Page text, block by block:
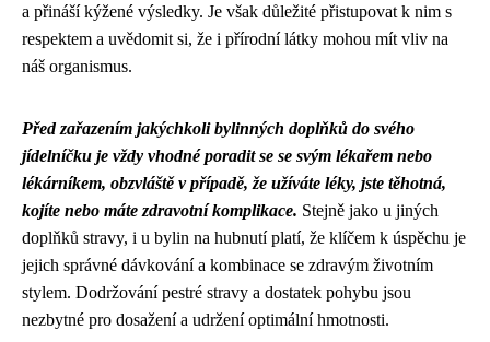
a přináší kýžené výsledky. Je však důležité přistupovat k nim s
respektem a uvědomit si, že i přírodní látky mohou mít vliv na
náš organismus.
Před zařazením jakýchkoli bylinných doplňků do svého
jídelníčku je vždy vhodné poradit se se svým lékařem nebo
lékárníkem, obzvláště v případě, že užíváte léky, jste těhotná,
kojíte nebo máte zdravotní komplikace. Stejně jako u jiných
doplňků stravy, i u bylin na hubnutí platí, že klíčem k úspěchu je
jejich správné dávkování a kombinace se zdravým životním
stylem. Dodržování pestré stravy a dostatek pohybu jsou
nezbytné pro dosažení a udržení optimální hmotnosti.